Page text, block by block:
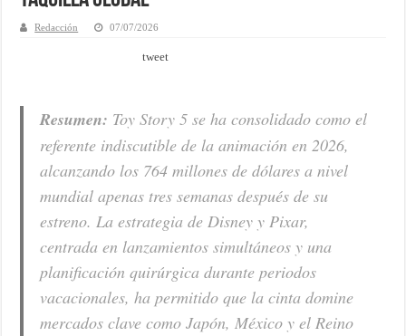
Redacción 07/07/2026
tweet
Resumen: Toy Story 5 se ha consolidado como el
referente indiscutible de la animación en 2026,
alcanzando los 764 millones de dólares a nivel
mundial apenas tres semanas después de su
estreno. La estrategia de Disney y Pixar,
centrada en lanzamientos simultáneos y una
planificación quirúrgica durante periodos
vacacionales, ha permitido que la cinta domine
mercados clave como Japón, México y el Reino